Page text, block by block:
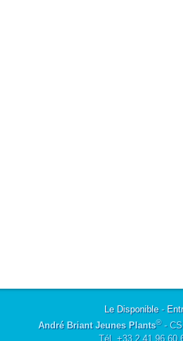
Le Disponible-
André Briant Jeunes Plants®- CS
Tél. +33 2 41 96 60